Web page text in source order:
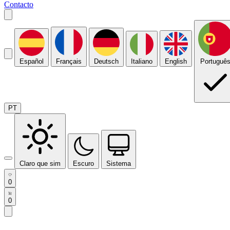
Contacto
Español Français Deutsch Italiano English Português
PT
Claro que sim Escuro Sistema
0
0